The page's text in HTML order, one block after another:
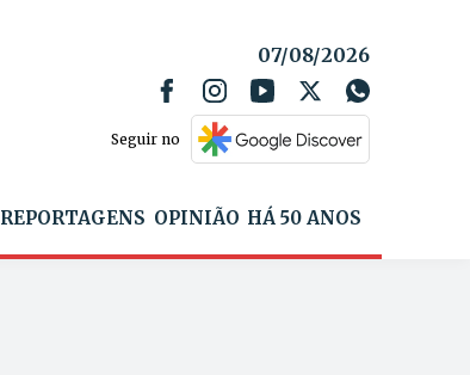
07/08/2026
Seguir no
REPORTAGENS OPINIÃO HÁ 50 ANOS